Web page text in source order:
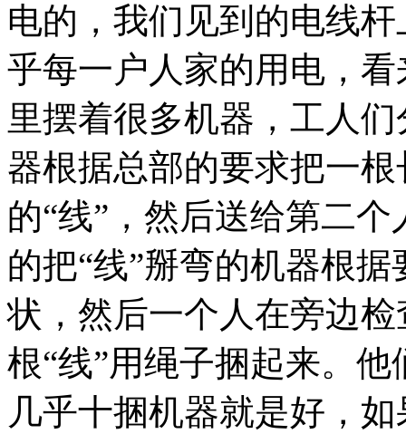
电的，我们见到的电线
乎每一户人家的用电，
里摆着很多机器，工人
器根据总部的要求把一
的“线”，然后送给第二
的把“线”掰弯的机器根
状，然后一个人在旁边
根“线”用绳子捆起来。
几乎十捆机器就是好，